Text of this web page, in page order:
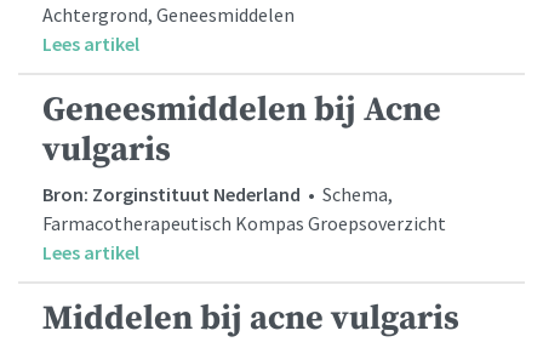
Achtergrond, Geneesmiddelen
Lees artikel
Geneesmiddelen bij Acne
vulgaris
Bron: Zorginstituut Nederland • Schema,
Farmacotherapeutisch Kompas Groepsoverzicht
Lees artikel
Middelen bij acne vulgaris